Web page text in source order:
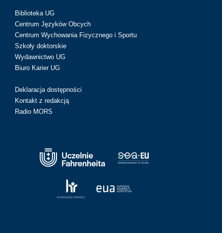
Biblioteka UG
Centrum Języków Obcych
Centrum Wychowania Fizycznego i Sportu
Szkoły doktorskie
Wydawnictwo UG
Biuro Karier UG
Deklaracja dostępności
Kontakt z redakcją
Radio MORS